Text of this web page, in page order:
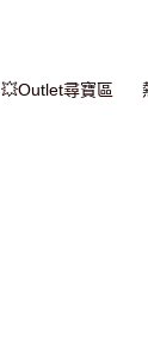
💥Outlet尋寶區